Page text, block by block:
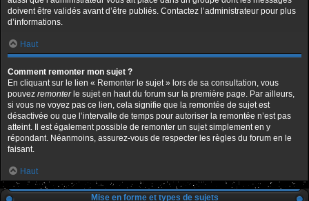
doivent être validés avant d’être publiés. Contactez l’administrateur pour plus
d’informations.
Haut
Comment remonter mon sujet ?
En cliquant sur le lien « Remonter le sujet » lors de sa consultation, vous
pouvez remonterle sujet en haut du forum sur la première page. Par ailleurs,
si vous ne voyez pas ce lien, cela signifie que la remontée de sujet est
désactivée ou que l’intervalle de temps pour autoriser la remontée n’est pas
atteint. Il est également possible de remonter un sujet simplement en y
répondant. Néanmoins, assurez-vous de respecter les règles du forum en le
faisant.
Haut
Mise en forme et types de sujets